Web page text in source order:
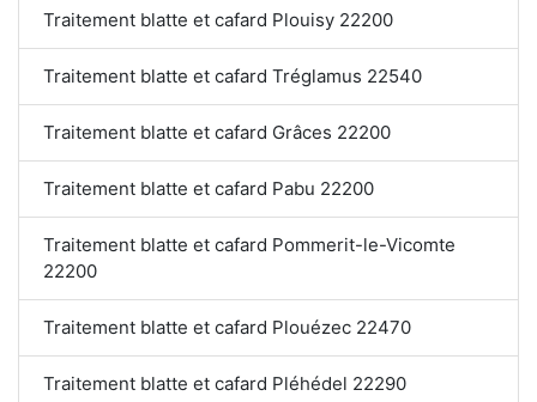
Traitement blatte et cafard Plouisy 22200
Traitement blatte et cafard Tréglamus 22540
Traitement blatte et cafard Grâces 22200
Traitement blatte et cafard Pabu 22200
Traitement blatte et cafard Pommerit-le-Vicomte
22200
Traitement blatte et cafard Plouézec 22470
Traitement blatte et cafard Pléhédel 22290